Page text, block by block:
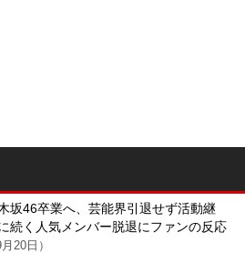
坂46卒業へ、芸能界引退せず活動継
続く人気メンバー脱退にファンの反応
20日）